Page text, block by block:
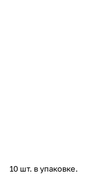
10 шт. в упаковке.